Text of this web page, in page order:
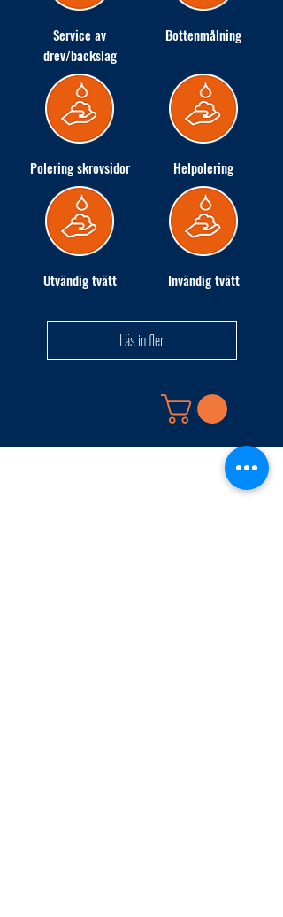
Service av
drev/backslag
Bottenmålning
Polering skrovsidor Helpolering
Utvändig tvätt Invändig tvätt
Läs in fler